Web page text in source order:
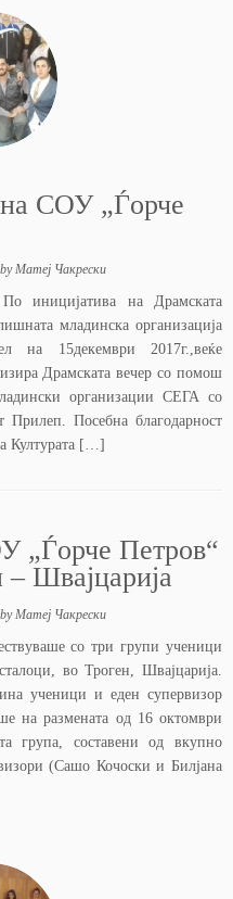
СОУ „Ѓорче
byМатеј Чакрески
По иницијатива на Драмската
младинска организација
на 15декември 2017г.,веќе
Драмската вечер со помош
организации СЕГА со
Прилеп. Посебна благодарност
Културата […]
„Ѓорче Петров“
Швајцарија
byМатеј Чакрески
со три групи ученици
во Троген, Швајцарија.
ученици и еден супервизор
на размената од 16 октомври
група, составени од вкупно
(Сашо Кочоски и Билјана